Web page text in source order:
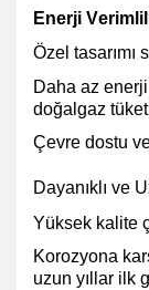
Enerji
Özel tasarımı
Daha az
doğalgaz
Çevre dostu
Dayanıklı ve
Yüksek kalite
Korozyona
uzun yıllar ilk